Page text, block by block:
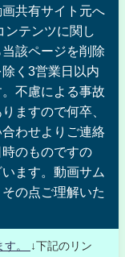
共有サイト元へ
ンテンツに関し
該ページを削除
く3営業日以内
不慮による事故
ますので何卒、
わせよりご連絡
のものですの
ます。動画サム
の点ご理解いた
す。
↓下記のリン